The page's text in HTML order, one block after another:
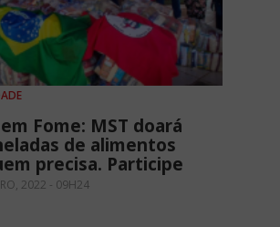
Fome: MST doará
de alimentos
precisa. Participe
2022 - 09H24